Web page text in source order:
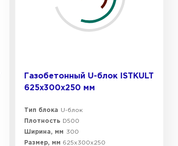
Газобетонный U-блок ISTKULT
625х300х250 мм
Тип блока
U-блок
Плотность
D500
Ширина, мм
300
Размер, мм 625х300х250